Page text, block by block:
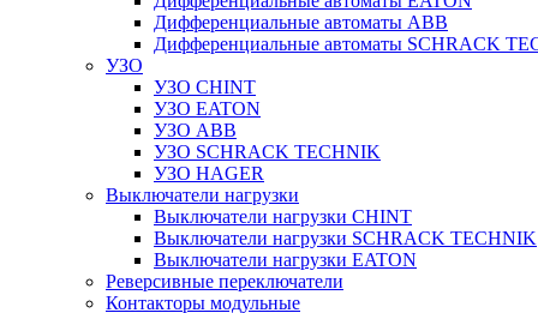
Дифференциальные автоматы ABB
Дифференциальные автоматы SCHRACK
УЗО
УЗО CHINT
УЗО EATON
УЗО ABB
УЗО SCHRACK TECHNIK
УЗО HAGER
Выключатели нагрузки
Выключатели нагрузки CHINT
Выключатели нагрузки SCHRACK TECHNIK
Выключатели нагрузки EATON
Реверсивные переключатели
Контакторы модульные